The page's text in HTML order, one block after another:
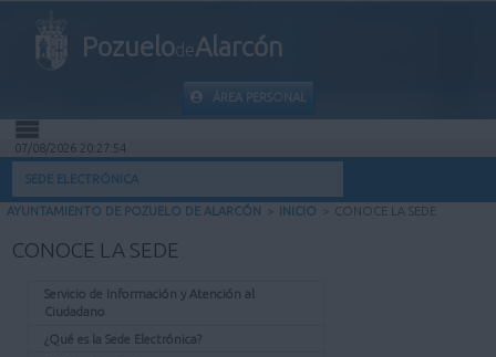
PozuelodeAlarcón
ÁREA PERSONAL
INICIO
INFORMACIÓN MUNICIPAL
07/08/2026 20:27:54
SEDE ELECTRÓNICA
AYUNTAMIENTO DE POZUELO DE ALARCÓN > INICIO > CONOCE LA SEDE
CONOCE LA SEDE
Servicio de Información y Atención al
Ciudadano
¿Qué es la Sede Electrónica?